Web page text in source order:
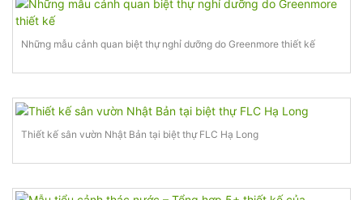
Những mẫu cảnh quan biệt thự nghỉ dưỡng do Greenmore thiết kế
Thiết kế sân vườn Nhật Bản tại biệt thự FLC Hạ Long